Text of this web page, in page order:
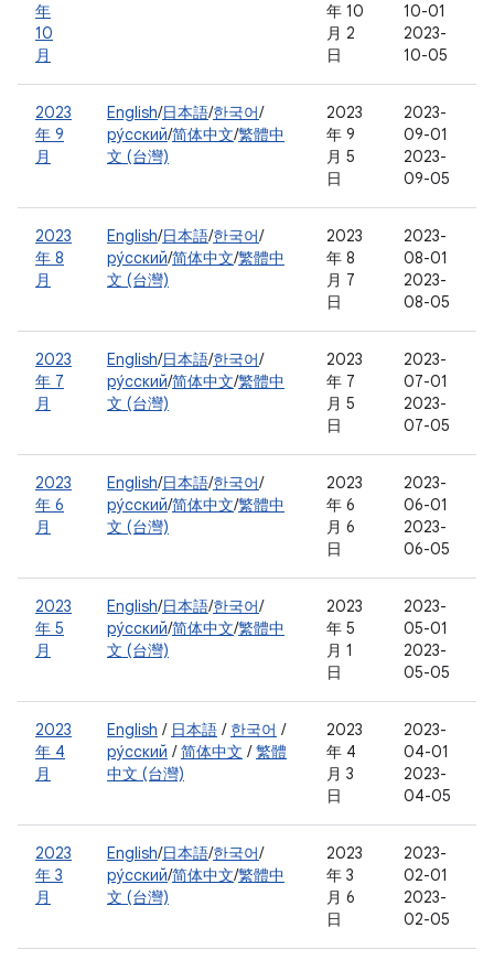
年
10
月
年 10
月 2
日
10-01
2023-
10-05
2023
年 9
月
English/日本語/한국어/
ру́сский/简体中文/繁體中
文 (台灣)
2023
年 9
月 5
日
2023-
09-01
2023-
09-05
2023
年 8
月
English/日本語/한국어/
ру́сский/简体中文/繁體中
文 (台灣)
2023
年 8
月 7
日
2023-
08-01
2023-
08-05
2023
年 7
月
English/日本語/한국어/
ру́сский/简体中文/繁體中
文 (台灣)
2023
年 7
月 5
日
2023-
07-01
2023-
07-05
2023
年 6
月
English/日本語/한국어/
ру́сский/简体中文/繁體中
文 (台灣)
2023
年 6
月 6
日
2023-
06-01
2023-
06-05
2023
年 5
月
English/日本語/한국어/
ру́сский/简体中文/繁體中
文 (台灣)
2023
年 5
月 1
日
2023-
05-01
2023-
05-05
2023
年 4
月
English / 日本語 / 한국어 /
ру́сский /简体中文 /繁體
中文 (台灣)
2023
年 4
月 3
日
2023-
04-01
2023-
04-05
2023
年 3
月
English/日本語/한국어/
ру́сский/简体中文/繁體中
文 (台灣)
2023
年 3
月 6
日
2023-
02-01
2023-
02-05